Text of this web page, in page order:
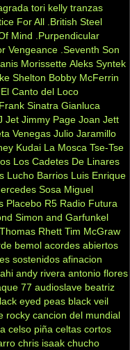
tori kelly tranzas
For All .British Steel
Mind .Purpendicular
Vengeance .Seventh Son
Morissette Aleks Syntek
Shelton Bobby McFerrin
El Canto del Loco
Frank Sinatra Gianluca
Jet Jimmy Page Joan Jett
Venegas Julio Jaramillo
Kudai La Mosca Tse-Tse
Los Cadetes De Linares
Lucho Barrios Luis Enrique
Sosa Miguel
Placebo R5 Radio Futura
Simon and Garfunkel
Thomas Rhett Tim McGraw
bemol acordes abiertos
sostenidos afinacion
andy rivera antonio flores
77 audioslave beatriz
eyed peas black veil
rocky cancion del mundial
celso piña celtas cortos
chris isaak chucho